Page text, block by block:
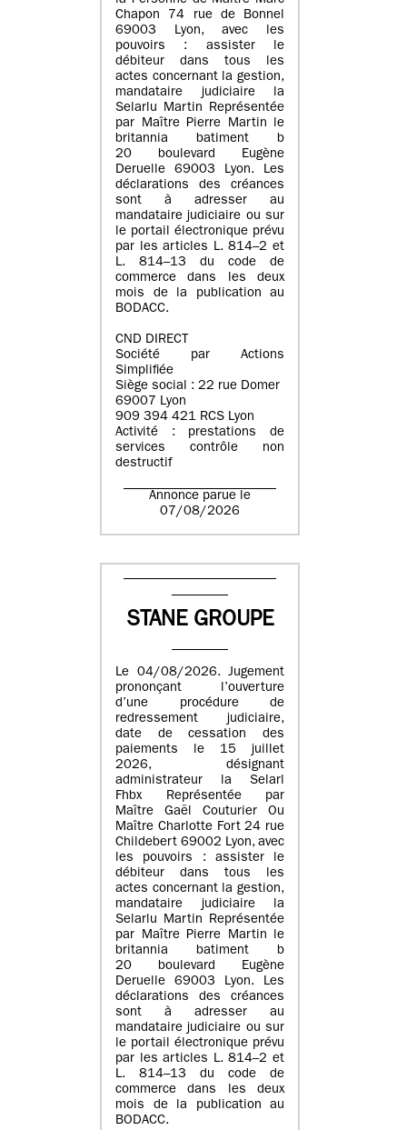
Chapon 74 rue de Bonnel
69003 Lyon, avec les
pouvoirs : assister le
débiteur dans tous les
actes concernant la gestion,
mandataire judiciaire la
Selarlu Martin Représentée
par Maître Pierre Martin le
britannia batiment b
20 boulevard Eugène
Deruelle 69003 Lyon. Les
déclarations des créances
sont à adresser au
mandataire judiciaire ou sur
le portail électronique prévu
par les articles L. 814–2 et
L. 814–13 du code de
commerce dans les deux
mois de la publication au
BODACC.
CND DIRECT
Société par Actions
Simplifiée
Siège social : 22 rue Domer
69007 Lyon
909 394 421 RCS Lyon
Activité : prestations de
services contrôle non
destructif
Annonce parue le
07/08/2026
STANE GROUPE
Le 04/08/2026. Jugement
prononçant l’ouverture
d’une procédure de
redressement judiciaire,
date de cessation des
paiements le 15 juillet
2026, désignant
administrateur la Selarl
Fhbx Représentée par
Maître Gaël Couturier Ou
Maître Charlotte Fort 24 rue
Childebert 69002 Lyon, avec
les pouvoirs : assister le
débiteur dans tous les
actes concernant la gestion,
mandataire judiciaire la
Selarlu Martin Représentée
par Maître Pierre Martin le
britannia batiment b
20 boulevard Eugène
Deruelle 69003 Lyon. Les
déclarations des créances
sont à adresser au
mandataire judiciaire ou sur
le portail électronique prévu
par les articles L. 814–2 et
L. 814–13 du code de
commerce dans les deux
mois de la publication au
BODACC.